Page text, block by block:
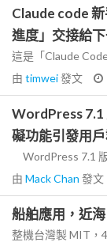
Claude code
進度」交接給
這是「Claude
由 timwei發文
WordPress 7.1
礙功能引發用
WordPress 7.1
由 Mack Chan 發文
船舶應用，近
整機台灣製 MIT，